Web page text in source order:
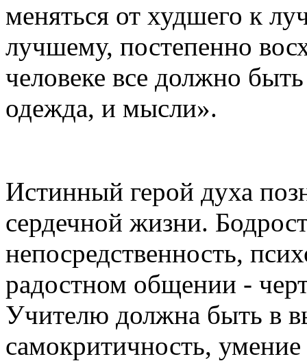
меняться от худшего к
лучшему, постепенно
человеке все должно
одежда, и мысли».
Истинный герой духа
сердечной жизни.
непосредственность,
радостном общении -
Учителю должна быть в
самокритичность,